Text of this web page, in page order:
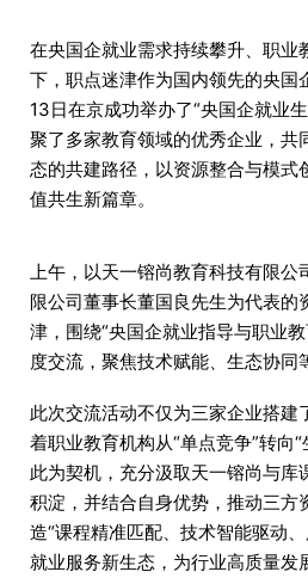
在央国企就业需求持续攀升、职业
下，职点迷津作为国内领先的央国
13日在京成功举办了“央国企就业
聚了多家教育领域的优秀企业，共
态的共建路径，以资源整合与模式
值共生新篇章。
上午，以天一镕尚教育科技有限公
限公司董事长董国良先生为代表的
津，围绕“央国企就业指导与职业
度交流，聚焦技术赋能、生态协同
此次交流活动不仅为三家企业搭建
着职业教育机构从“单点竞争”转向
此为契机，充分汲取天一镕尚与库
积淀，并结合自身优势，推动三方
造“课程精准匹配、技术智能驱动
就业服务新生态，为行业高质量发